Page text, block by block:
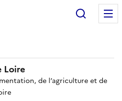
Loire
de l’agriculture et de